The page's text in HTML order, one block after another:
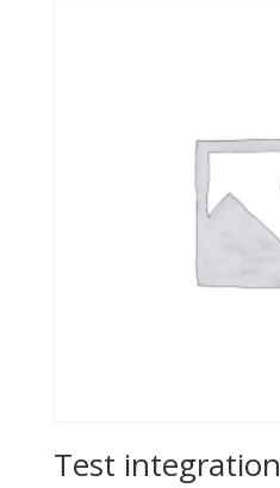
Test integration